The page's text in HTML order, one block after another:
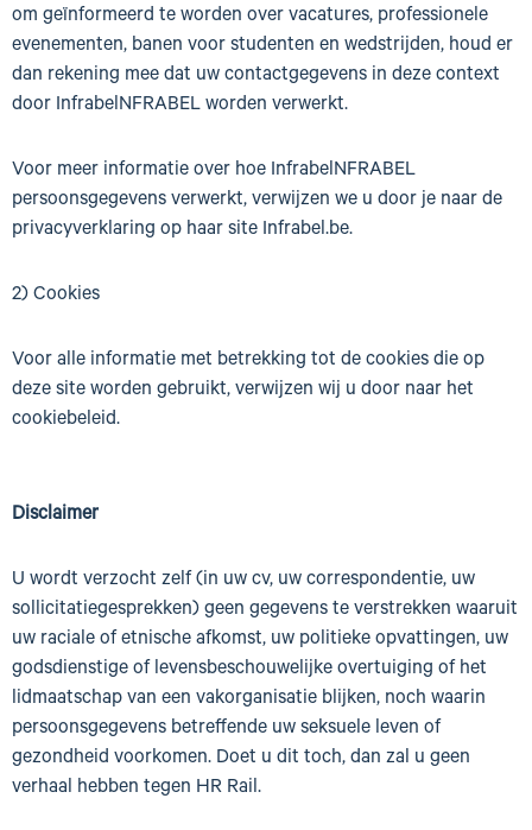
om geïnformeerd te worden over vacatures, professionele
evenementen, banen voor studenten en wedstrijden, houd er
dan rekening mee dat uw contactgegevens in deze context
door InfrabelNFRABEL worden verwerkt.
Voor meer informatie over hoe InfrabelNFRABEL
persoonsgegevens verwerkt, verwijzen we u door je naar de
privacyverklaring op haar site Infrabel.be.
2) Cookies
Voor alle informatie met betrekking tot de cookies die op
deze site worden gebruikt, verwijzen wij u door naar het
cookiebeleid.
Disclaimer
U wordt verzocht zelf (in uw cv, uw correspondentie, uw
sollicitatiegesprekken) geen gegevens te verstrekken waaruit
uw raciale of etnische afkomst, uw politieke opvattingen, uw
godsdienstige of levensbeschouwelijke overtuiging of het
lidmaatschap van een vakorganisatie blijken, noch waarin
persoonsgegevens betreffende uw seksuele leven of
gezondheid voorkomen. Doet u dit toch, dan zal u geen
verhaal hebben tegen HR Rail.